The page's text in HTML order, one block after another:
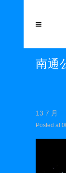
南通
13 7 月
Posted at